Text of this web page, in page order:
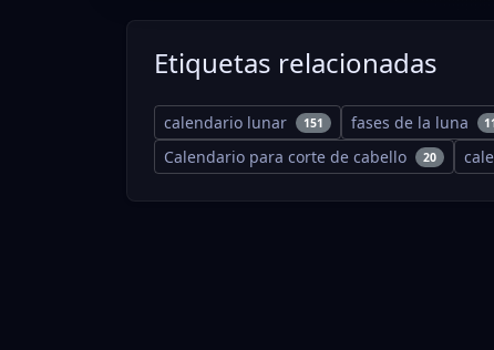
Etiquetas relacionadas
calendario lunar 151 fases de la luna
Calendario para corte de cabello 20